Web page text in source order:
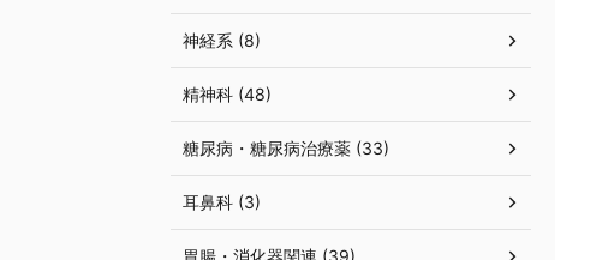
神経系 (8)
精神科 (48)
糖尿病・糖尿病治療薬 (33)
耳鼻科 (3)
胃腸・消化器関連 (39)